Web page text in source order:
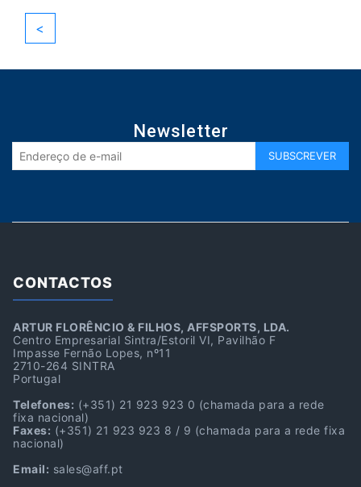
<
Newsletter
CONTACTOS
ARTUR FLORÊNCIO & FILHOS, AFFSPORTS, LDA.
Centro Empresarial Sintra/Estoril VI, Pavilhão F
Impasse Fernão Lopes, nº11
2710-264 SINTRA
Portugal
Telefones: (+351) 21 923 923 0 (chamada para a rede
fixa nacional)
Faxes: (+351) 21 923 923 8 / 9 (chamada para a rede fixa
nacional)
Email: sales@aff.pt